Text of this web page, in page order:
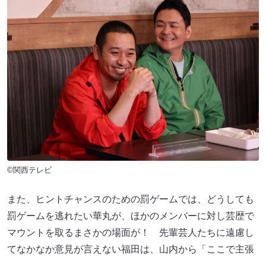
©関西テレビ
また、ヒントチャンスのための罰ゲームでは、どうしても
罰ゲームを逃れたい華丸が、ほかのメンバーに対し芸歴で
マウントを取るまさかの場面が！ 先輩芸人たちに遠慮し
てなかなか意見が言えない福田は、山内から「ここで主張